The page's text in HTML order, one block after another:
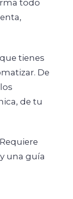
todo
tienes
De
de tu
una guía